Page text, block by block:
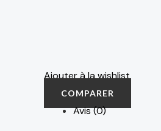
Ajouter à la wishlist
COMPARER
Avis (0)